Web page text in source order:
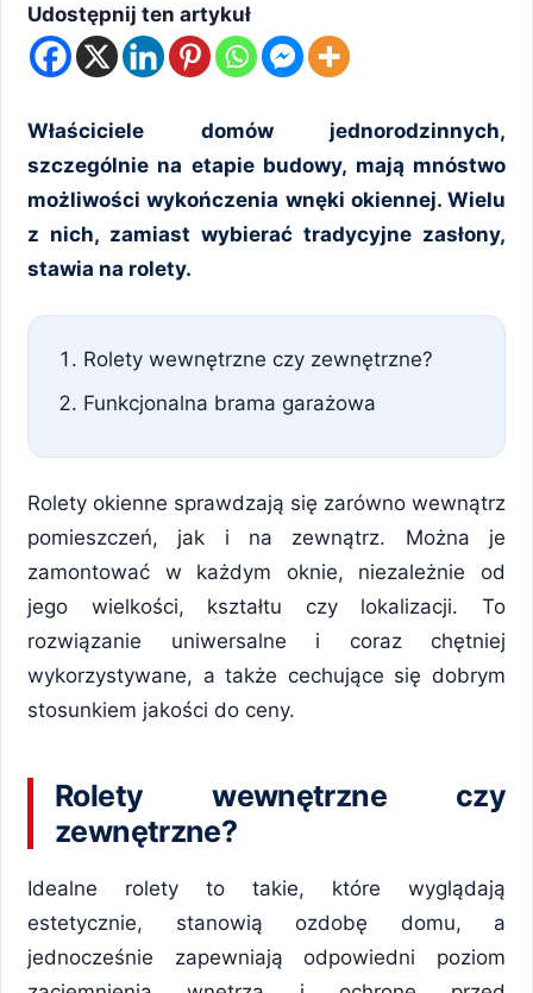
Udostępnij ten artykuł
Właściciele domów jednorodzinnych,
szczególnie na etapie budowy, mają mnóstwo
możliwości wykończenia wnęki okiennej. Wielu
z nich, zamiast wybierać tradycyjne zasłony,
stawia na rolety.
Rolety wewnętrzne czy zewnętrzne?
Funkcjonalna brama garażowa
Rolety okienne sprawdzają się zarówno wewnątrz
pomieszczeń, jak i na zewnątrz. Można je
zamontować w każdym oknie, niezależnie od
jego wielkości, kształtu czy lokalizacji. To
rozwiązanie uniwersalne i coraz chętniej
wykorzystywane, a także cechujące się dobrym
stosunkiem jakości do ceny.
Rolety wewnętrzne czy
zewnętrzne?
Idealne rolety to takie, które wyglądają
estetycznie, stanowią ozdobę domu, a
jednocześnie zapewniają odpowiedni poziom